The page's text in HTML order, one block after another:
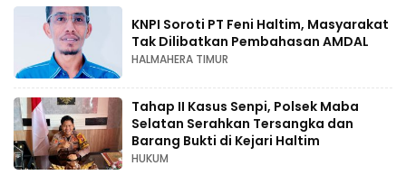
KNPI Soroti PT Feni Haltim, Masyarakat
Tak Dilibatkan Pembahasan AMDAL
HALMAHERA TIMUR
Tahap II Kasus Senpi, Polsek Maba
Selatan Serahkan Tersangka dan
Barang Bukti di Kejari Haltim
HUKUM